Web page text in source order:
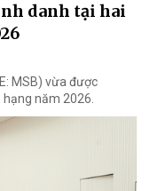
danh tại hai
MSB) vừa được
năm 2026.